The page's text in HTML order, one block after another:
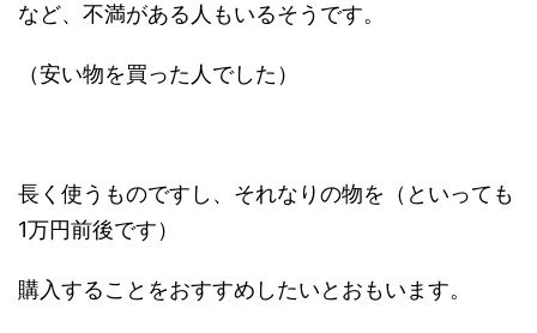
など、不満がある人もいるそうです。
（安い物を買った人でした）
長く使うものですし、それなりの物を（といっても
1万円前後です）
購入することをおすすめしたいとおもいます。